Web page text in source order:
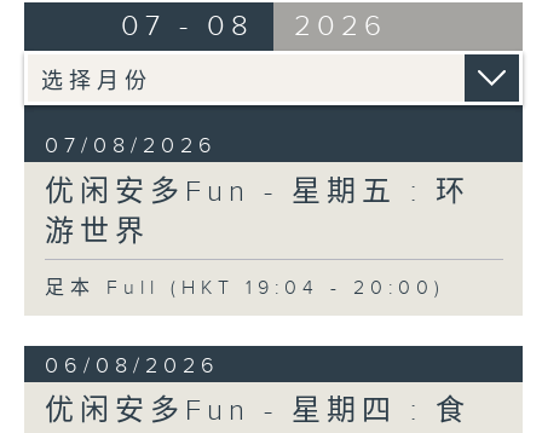
07 - 08 2026
07/08/2026
优闲安多Fun - 星期五 : 环
游世界
足本 Full (HKT 19:04 - 20:00)
06/08/2026
优闲安多Fun - 星期四 : 食